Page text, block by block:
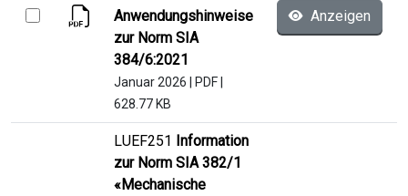
Anwendungshinweise
zur Norm SIA
384/6:2021
Januar 2026 PDF
628.77 KB
Anzeigen
LUEF251 Information
zur Norm SIA 382/1
«Mechanische